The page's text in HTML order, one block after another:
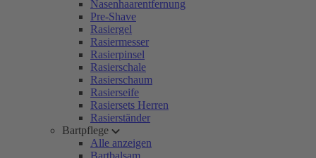
Nasenhaarentfernung
Pre-Shave
Rasiergel
Rasiermesser
Rasierpinsel
Rasierschale
Rasierschaum
Rasierseife
Rasiersets Herren
Rasierständer
Bartpflege
Alle anzeigen
Bartbalsam